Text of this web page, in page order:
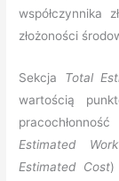
współczynnika
złożoności
Sekcja Total
wartością
Estimated
Estimated Cost)